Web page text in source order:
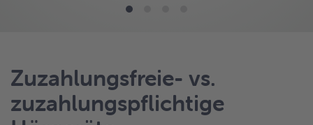
Zuzahlungsfreie- vs.
zuzahlungspflichtige